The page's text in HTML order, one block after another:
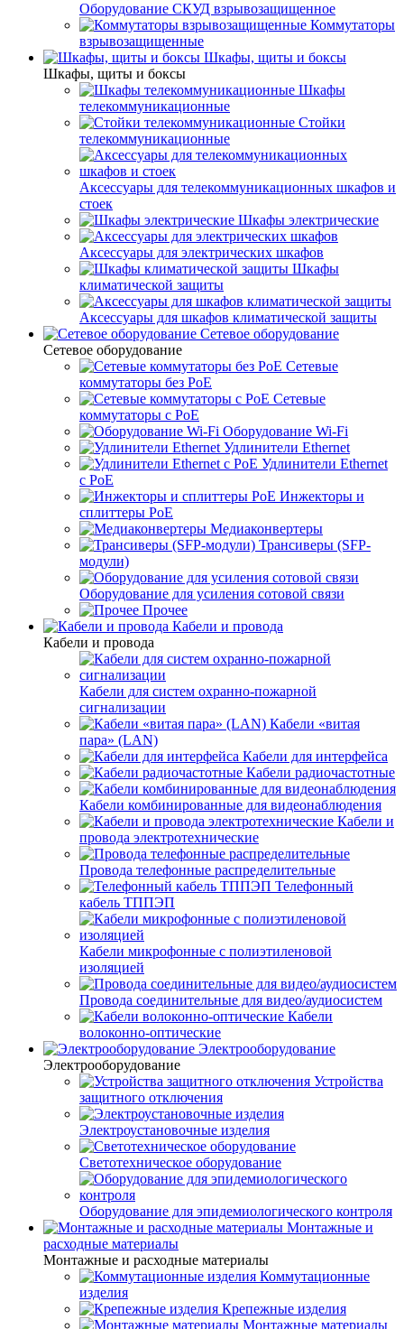
Оборудование СКУД взрывозащищенное
Коммутаторы
взрывозащищенные
Шкафы, щиты и боксы
Шкафы, щиты и боксы
Шкафы
телекоммуникационные
Стойки
телекоммуникационные
Аксессуары для телекоммуникационных шкафов и
стоек
Шкафы электрические
Аксессуары для электрических шкафов
Шкафы
климатической защиты
Аксессуары для шкафов климатической защиты
Сетевое оборудование
Сетевое оборудование
Сетевые
коммутаторы без PoE
Сетевые
коммутаторы с PoE
Оборудование Wi-Fi
Удлинители Ethernet
Удлинители Ethernet
с PoE
Инжекторы и
сплиттеры PoE
Медиаконвертеры
Трансиверы (SFP-
модули)
Оборудование для усиления сотовой связи
Прочее
Кабели и провода
Кабели и провода
Кабели для систем охранно-пожарной
сигнализации
Кабели «витая
пара» (LAN)
Кабели для интерфейса
Кабели радиочастотные
Кабели комбинированные для видеонаблюдения
Кабели и
провода электротехнические
Провода телефонные распределительные
Телефонный
кабель ТППЭП
Кабели микрофонные с полиэтиленовой
изоляцией
Провода соединительные для видео/аудиосистем
Кабели
волоконно-оптические
Электрооборудование
Электрооборудование
Устройства
защитного отключения
Электроустановочные изделия
Светотехническое оборудование
Оборудование для эпидемиологического контроля
Монтажные и
расходные материалы
Монтажные и расходные материалы
Коммутационные
изделия
Крепежные изделия
Монтажные материалы